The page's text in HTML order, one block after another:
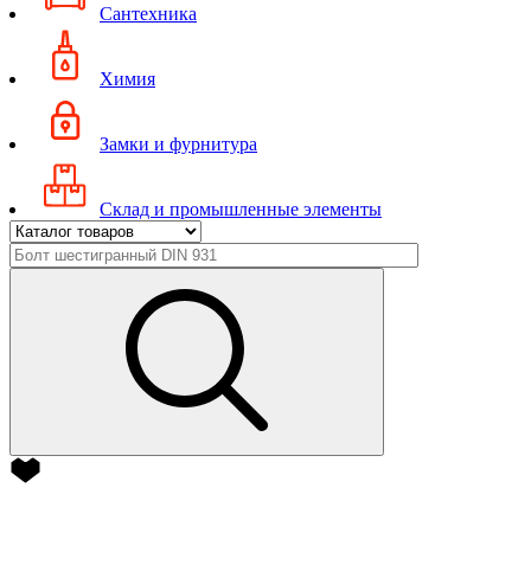
Сантехника
Химия
Замки и фурнитура
Склад и промышленные элементы